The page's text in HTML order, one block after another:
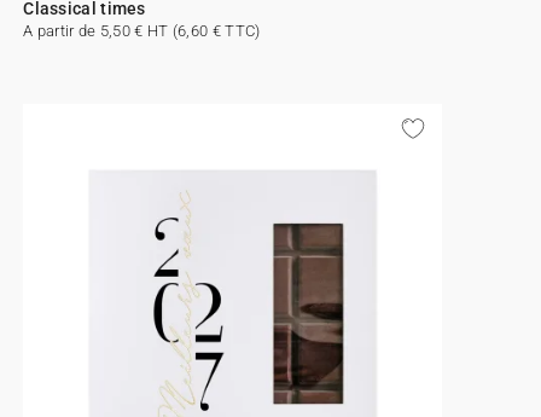
Classical times
A partir de 5,50 € HT (6,60 € TTC)